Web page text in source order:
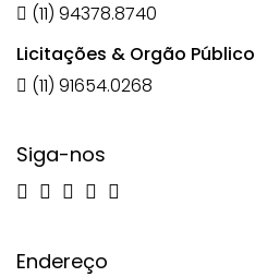
(11) 94378.8740
Licitações & Orgão Público
(11) 91654.0268
Siga-nos
Endereço